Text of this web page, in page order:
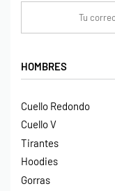
HOMBRES
Cuello Redondo
Cuello V
Tirantes
Hoodies
Gorras